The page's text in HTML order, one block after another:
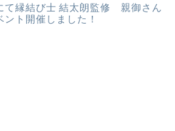
て縁結び士 結太朗監修 親御さん
ト開催しました！